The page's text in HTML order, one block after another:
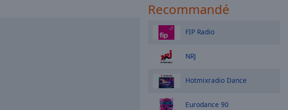
Recommandé
FIP Radio
NRJ
Hotmixradio Dance
Eurodance 90